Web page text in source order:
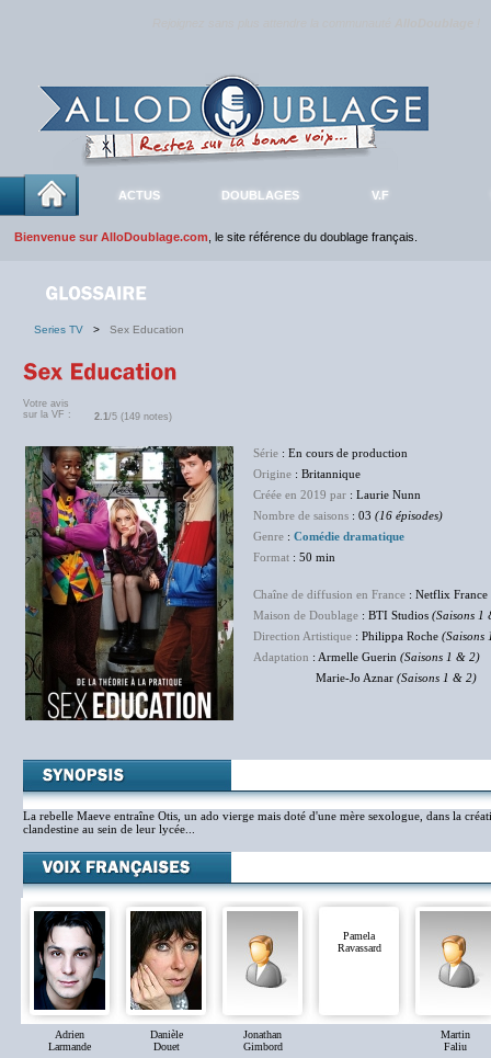
ACTUS DOUBLAGES V.F
Bienvenue sur AlloDoublage.com , le site référence du doublage français.
Series TV > Sex Education
Votre avis
sur la VF :
2.1/5 (149 notes)
Série : En cours de production
Origine : Britannique
Créée en 2019 par : Laurie Nunn
Nombre de saisons : 03 (16 épisodes)
Genre : Comédie dramatique
Format : 50 min
Chaîne de diffusion en France : Netflix France
Maison de Doublage : BTI Studios (Saisons 1
Direction Artistique : Philippa Roche (Saisons
Adaptation : Armelle Guerin (Saisons 1 & 2)
Marie-Jo Aznar (Saisons 1 & 2)
La rebelle Maeve entraîne Otis, un ado vierge mais doté d'une mère sexologue, dans la
clandestine au sein de leur lycée...
Adrien
Larmande
Danièle
Douet
Jonathan
Gimbord
Pamela
Ravassard
Martin
Faliu